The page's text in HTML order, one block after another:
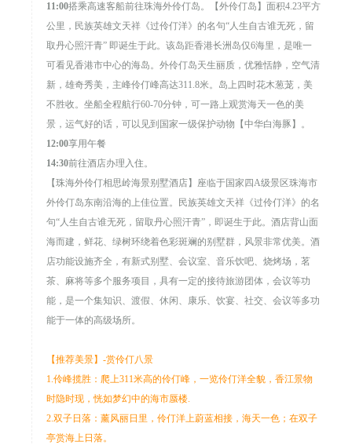
11:00搭乘高速客船前往珠海外伶仃岛。【外伶仃岛】面积4.23平方
公里，民族英雄文天祥《过伶仃洋》的名句“人生自古谁无死，留
取丹心照汗青” 即诞生于此。该岛距香港长洲岛仅6海里，是唯一
可看见香港市中心的海岛。外伶仃岛天生丽质，优雅恬静，空气清
新，雄奇秀美，主峰伶仃峰高达311.8米。岛上四时花木葱茏，美
不胜收。坐船全程航行60-70分钟，可一路上观赏海天一色的美
景，运气好的话，可以见到国家一级保护动物【中华白海豚】。
12:00享用午餐
14:30前往酒店办理入住。
【珠海外伶仃相思岭海景别墅酒店】座临于国家四A级景区珠海市
外伶仃岛东南沿海的上佳位置。民族英雄文天祥《过伶仃洋》的名
句“人生自古谁无死，留取丹心照汗青”，即诞生于此。酒店背山面
海而建，鲜花、绿树环绕着色彩斑斓的别墅群，风景非常优美。酒
店功能设施齐全，有新式别墅、会议室、音乐饮吧、烧烤场，茗
茶、麻将等多个服务项目，具有一定的接待旅游团体，会议等功
能，是一个集知识、渡假、休闲、康乐、饮宴、社交、会议等多功
能于一体的高级场所。
【推荐美景】-赏伶仃八景
1.伶峰揽胜：爬上311米高的伶仃峰，一览伶仃洋全貌，香江景物
时隐时现，恍如梦幻中的海市蜃楼.
2.双子日落：薰风丽日里，伶仃洋上蔚蓝相接，海天一色；在双子
亭赏海上日落。